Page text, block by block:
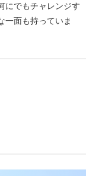
にでもチャレンジす
一面も持っていま